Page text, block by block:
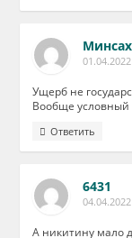
Ущерб не
Вообще условный
Ответить
6431
А никитину мало